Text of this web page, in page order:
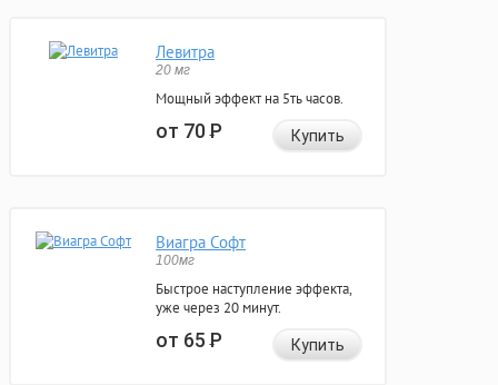
Левитра
20 мг
Мощный эффект на 5ть часов.
от 70Р Купить
Виагра Софт
100мг
Быстрое наступление эффекта,
уже через 20 минут.
от 65Р Купить